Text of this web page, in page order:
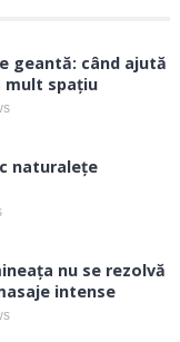
geantă: când ajută
mult spațiu
naturalețe
nu se rezolvă
intense